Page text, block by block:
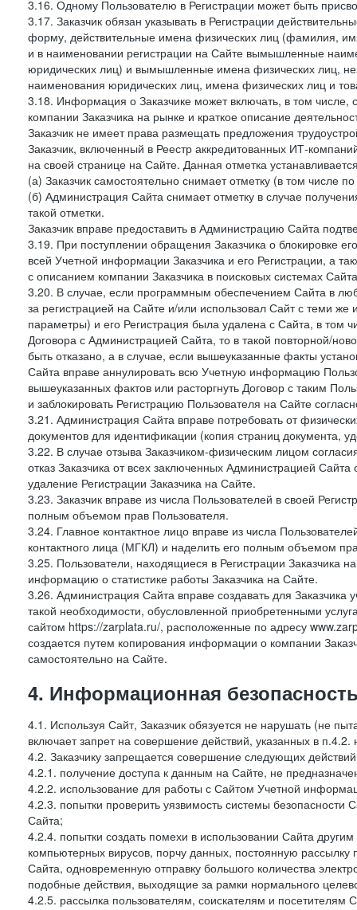
3.16. Одному Пользователю в Регистрации может быть
3.17. Заказчик обязан указывать в Регистрации
форму, действительные имена физических лиц (фамилия,
и в наименовании регистрации на Сайте вымышленные
юридических лиц) и вымышленные имена физических лиц,
наименования юридических лиц, имена физических лиц и
3.18. Информация о Заказчике может включать, в том
компании Заказчика на рынке и краткое описание
Заказчик не имеет права размещать предложения
Заказчик, включенный в Реестр аккредитованных ИТ-
на своей странице на Сайте. Данная отметка
(а) Заказчик самостоятельно снимает отметку (в том числе
(б) Администрация Сайта снимает отметку в случае
такой отметки.
Заказчик вправе предоставить в Администрацию Сайта
3.19. При поступлении обращения Заказчика о блокировке
всей Учетной информации Заказчика и его Регистрации, а
с описанием компании Заказчика в поисковых системах
3.20. В случае, если программным обеспечением Сайта в
за регистрацией на Сайте и/или использовал Сайт с теми
параметры) и его Регистрация была удалена с Сайта, в том
Договора с Администрацией Сайта, то в такой повторной/
быть отказано, а в случае, если вышеуказанные факты
Сайта вправе аннулировать всю Учетную информацию
вышеуказанных фактов или расторгнуть Договор с таким
и заблокировать Регистрацию Пользователя на Сайте
3.21. Администрация Сайта вправе потребовать от
документов для идентификации (копия страниц документа,
3.22. В случае отзыва Заказчиком-физическим лицом
отказ Заказчика от всех заключенных Администрацией
удаление Регистрации Заказчика на Сайте.
3.23. Заказчик вправе из числа Пользователей в своей
полным объемом прав Пользователя.
3.24. Главное контактное лицо вправе из числа
контактного лица (МГКЛ) и наделить его полным объемом
3.25. Пользователи, находящиеся в Регистрации Заказчика
информацию о статистике работы Заказчика на Сайте.
3.26. Администрация Сайта вправе создавать для
такой необходимости, обусловленной приобретенными
сайтом https://zarplata.ru/, расположенные по адресу
создается путем копирования информации о компании
самостоятельно на Сайте.
4. Информационная
4.1. Используя Сайт, Заказчик обязуется не нарушать (не
включает запрет на совершение действий, указанных в
4.2. Заказчику запрещается совершение следующих
4.2.1. получение доступа к данным на Сайте, не
4.2.2. использование для работы с Сайтом Учетной
4.2.3. попытки проверить уязвимость системы
Сайта;
4.2.4. попытки создать помехи в использовании Сайта
компьютерных вирусов, порчу данных, постоянную
Сайта, одновременную отправку большого количества
подобные действия, выходящие за рамки нормального
4.2.5. рассылка пользователям, соискателям и